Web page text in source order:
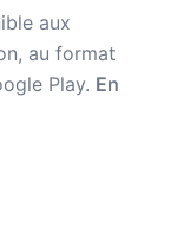
aux
au format
Play. En